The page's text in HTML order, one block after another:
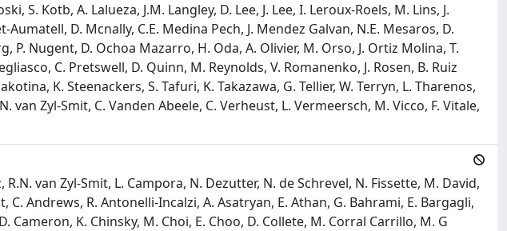
S. Kotb, A. Lalueza, J.M. Langley, D. Lee, J. Lee, I. Leroux-Roels, M. Lins, J.
D. Mcnally, C.E. Medina Pech, J. Mendez Galvan, N.E. Mesaros, D.
Nugent, D. Ochoa Mazarro, H. Oda, A. Olivier, M. Orso, J. Ortiz Molina, T.
C. Pretswell, D. Quinn, M. Reynolds, V. Romanenko, J. Rosen, B. Ruiz
K. Steenackers, S. Tafuri, K. Takazawa, G. Tellier, W. Terryn, L. Tharenos,
Zyl-Smit, C. Vanden Abeele, C. Verheust, L. Vermeersch, M. Vicco, F. Vitale,
van Zyl-Smit, L. Campora, N. Dezutter, N. de Schrevel, N. Fissette, M. David,
Andrews, R. Antonelli-Incalzi, A. Asatryan, E. Athan, G. Bahrami, E. Bargagli,
Cameron, K. Chinsky, M. Choi, E. Choo, D. Collete, M. Corral Carrillo, M. G